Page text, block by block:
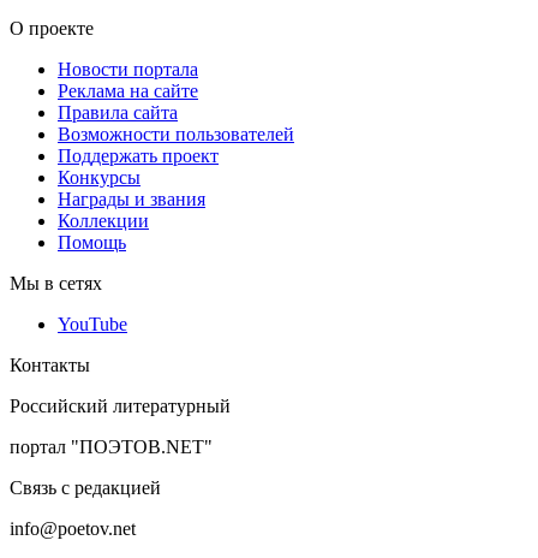
О проекте
Новости портала
Реклама на сайте
Правила сайта
Возможности пользователей
Поддержать проект
Конкурсы
Награды и звания
Коллекции
Помощь
Мы в сетях
YouTube
Контакты
Российский литературный
портал "ПОЭТОВ.NET"
Связь с редакцией
info@poetov.net